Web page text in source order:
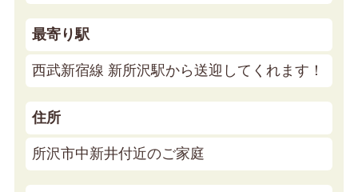
最寄り駅
西武新宿線 新所沢駅から送迎してくれます！
住所
所沢市中新井付近のご家庭